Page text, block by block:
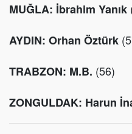
MUĞLA: İbrahim Yanık
AYDIN: Orhan Öztürk
TRABZON: M.B. (56)
ZONGULDAK: Harun